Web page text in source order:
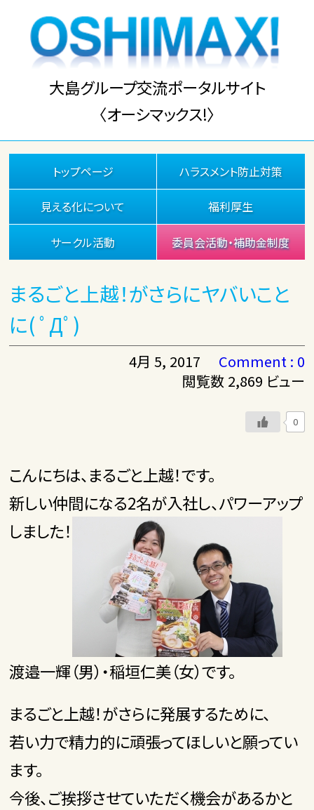
大島グループ交流ポータルサイト
〈オーシマックス!〉
トップページ ハラスメント防止対策
見える化について 福利厚生
サークル活動 委員会活動・補助金制度
まるごと上越！がさらにヤバいこと
に( ﾟДﾟ)
4月 5, 2017
Comment : 0
閲覧数 2,869 ビュー
0
こんにちは、まるごと上越！です。
新しい仲間になる2名が入社し、パワーアップ
しました！
渡邉一輝（男）・稲垣仁美（女）です。
まるごと上越！がさらに発展するために、
若い力で精力的に頑張ってほしいと願ってい
ます。
今後、ご挨拶させていただく機会があるかと